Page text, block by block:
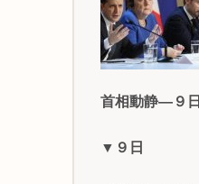
首相動静―９日
▼９日